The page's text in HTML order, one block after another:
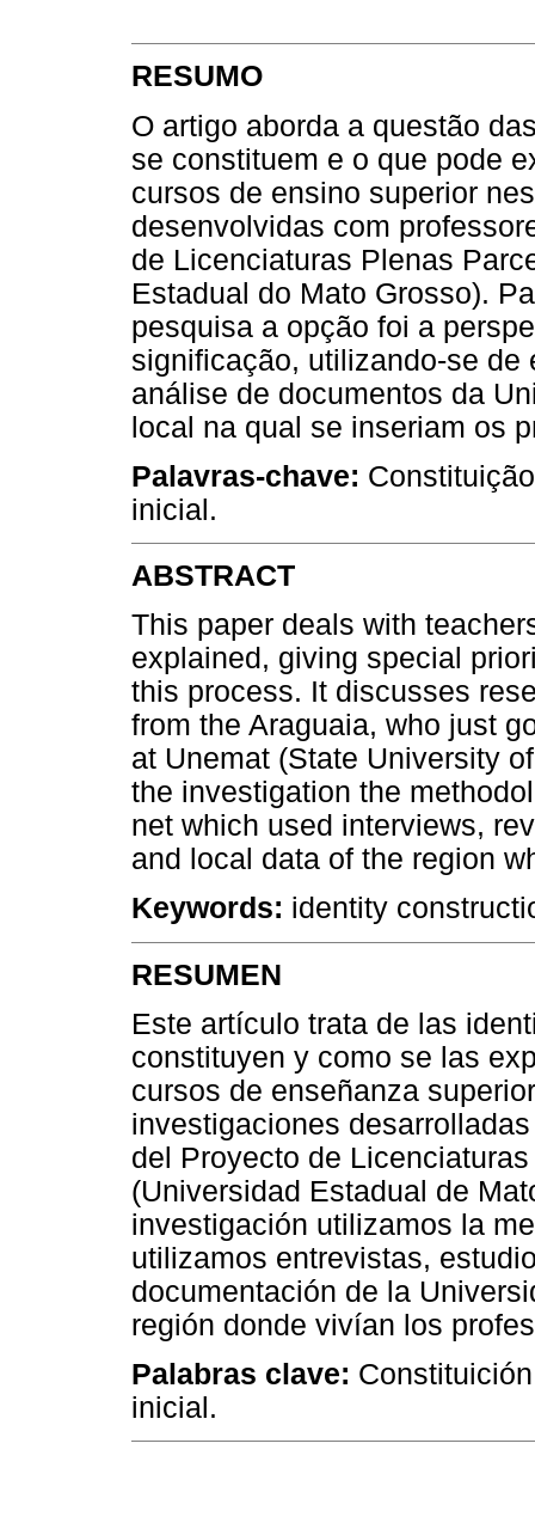
RESUMO
O artigo aborda a questão
se constituem e o que pode
cursos de ensino superior
desenvolvidas com
de Licenciaturas Plenas
Estadual do Mato Grosso).
pesquisa a opção foi a
significação, utilizando-se
análise de documentos da
local na qual se inseriam os
Palavras-chave:
inicial.
ABSTRACT
This paper deals with
explained, giving special
this process. It discusses
from the Araguaia, who just
at Unemat (State University
the investigation the
net which used interviews,
and local data of the region
Keywords: identity
RESUMEN
Este artículo trata de las
constituyen y como se las
cursos de enseñanza
investigaciones
del Proyecto de
(Universidad Estadual de
investigación utilizamos la
utilizamos entrevistas,
documentación de la
región donde vivían los
Palabras clave:
inicial.